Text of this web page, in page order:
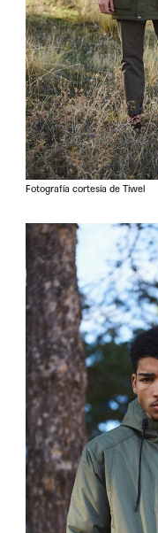
Fotografía cortesía de Tiwel